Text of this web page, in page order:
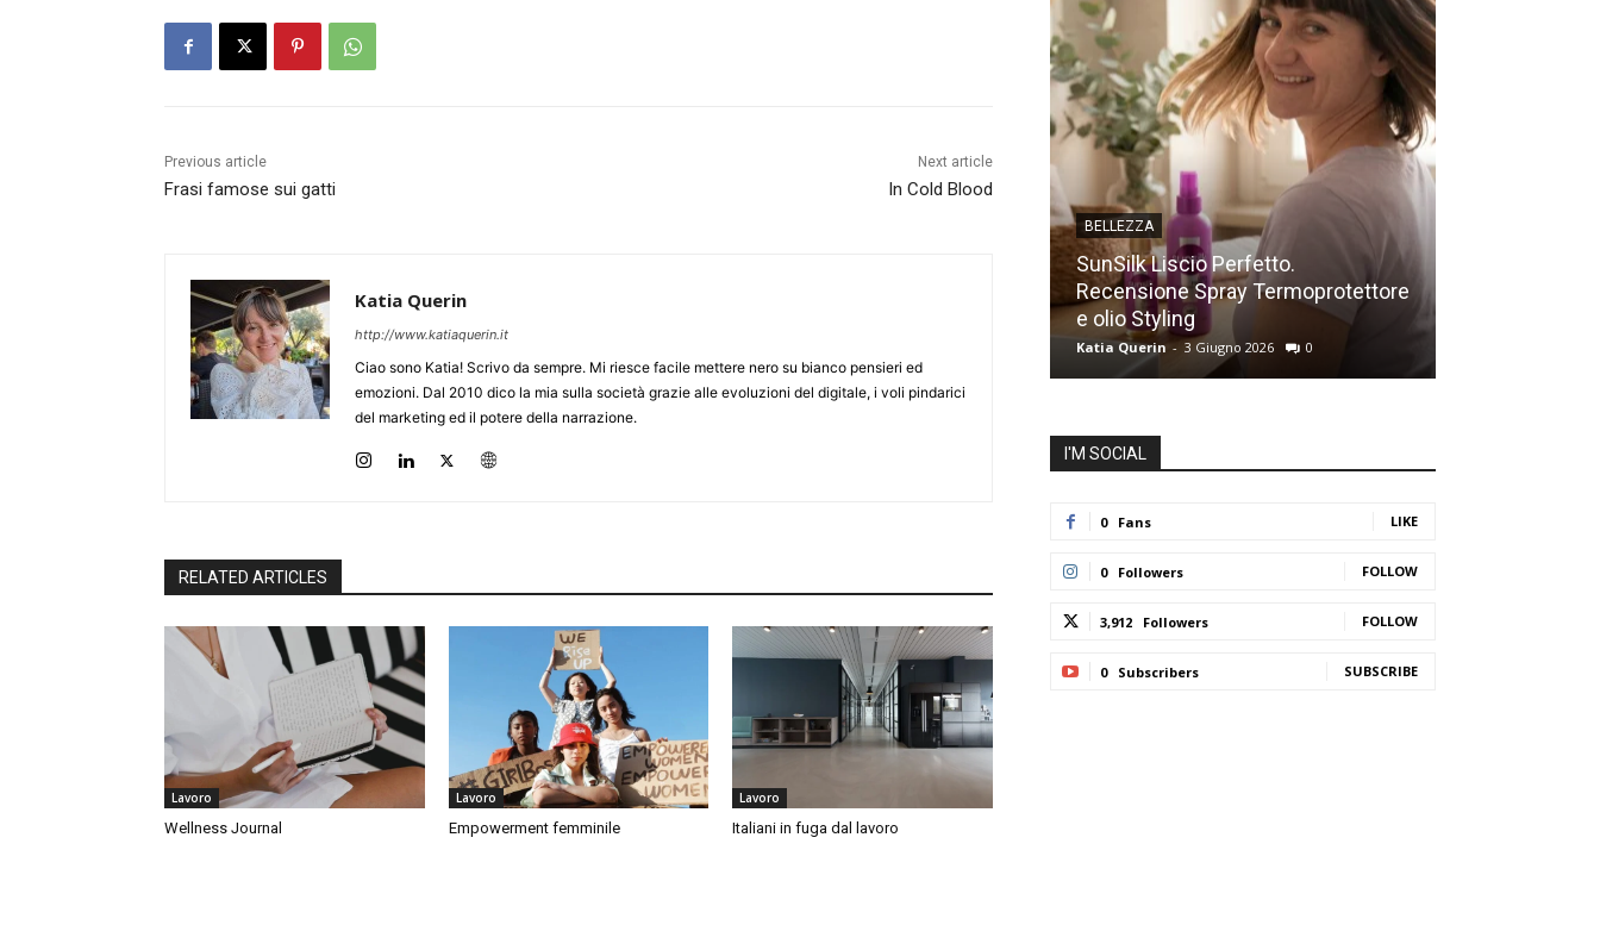
Previous article
Frasi famose sui gatti
Next article
In Cold Blood
Katia Querin
http://www.katiaquerin.it
Ciao sono Katia! Scrivo da sempre. Mi riesce facile mettere nero su bianco pensieri ed
emozioni. Dal 2010 dico la mia sulla società grazie alle evoluzioni del digitale, i voli pindarici
del marketing ed il potere della narrazione.
RELATED ARTICLES
Lavoro
Wellness Journal
Lavoro
Empowerment femminile
Lavoro
Italiani in fuga dal lavoro
BELLEZZA
SunSilk Liscio Perfetto.
Recensione Spray Termoprotettore
e olio Styling
Katia Querin - 3 Giugno 2026 0
I'M SOCIAL
0 Fans LIKE
0 Followers FOLLOW
3,912 Followers FOLLOW
0 Subscribers SUBSCRIBE